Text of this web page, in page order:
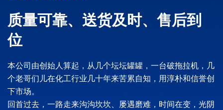
质量可靠、送货及时、售后到
位
本公司由创始人算起，从几个坛坛罐罐，一台破拖拉机，几
个老哥们儿在化工行业几十年来苦累自知，用淳朴和信誉创
下市场。
回首过去，一路走来沟沟坎坎、屡遇磨难，时间在变，光阴